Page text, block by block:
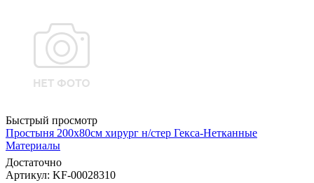
Быстрый просмотр
Простыня 200х80см хирург н/стер Гекса-Нетканные
Материалы
Достаточно
Артикул: KF-00028310